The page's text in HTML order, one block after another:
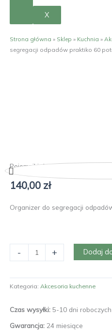
X
Strona główna » Sklep » Kuchnia »
segregacji odpadów praktiko 60
Pojemniki do segregacji
140,00 zł
Organizer do segregacji
-
Pojemniki
segregacji
odpadów
60
potrójny
+ Dodaj
Kategoria: Akcesoria kuchenne
Czas wysyłki: 5-10 dni roboczych
Gwarancja: 24 miesiące